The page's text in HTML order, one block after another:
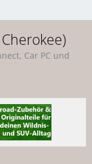
Car PC und